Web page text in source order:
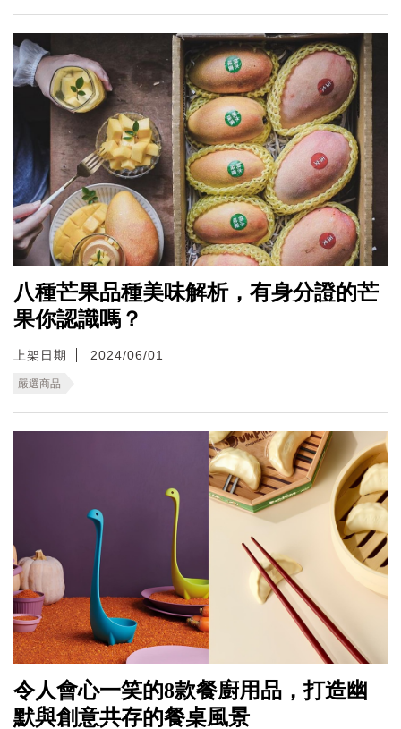
八種芒果品種美味解析，有身分證的芒
果你認識嗎？
上架日期 2024/06/01
嚴選商品
令人會心一笑的8款餐廚用品，打造幽
默與創意共存的餐桌風景